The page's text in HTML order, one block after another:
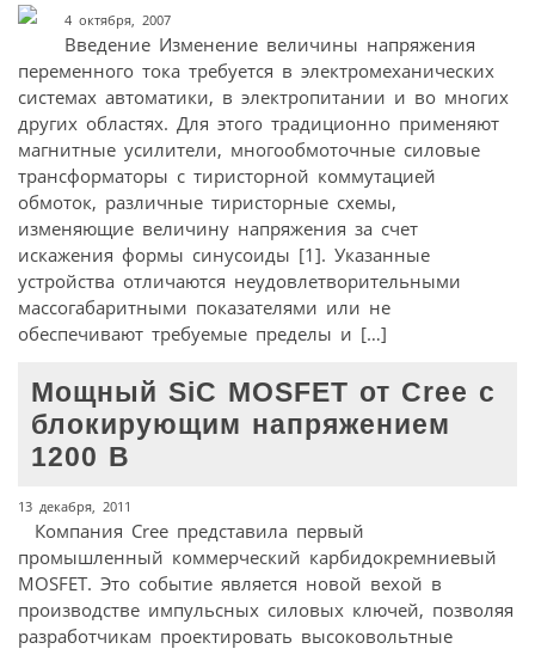
4 октября, 2007
Введение Изменение величины напряжения
переменного тока требуется в электромеханических
системах автоматики, в электропитании и во многих
других областях. Для этого традиционно применяют
магнитные усилители, многообмоточные силовые
трансформаторы с тиристорной коммутацией
обмоток, различные тиристорные схемы,
изменяющие величину напряжения за счет
искажения формы синусоиды [1]. Указанные
устройства отличаются неудовлетворительными
массогабаритными показателями или не
обеспечивают требуемые пределы и […]
Мощный SiC MOSFET от Cree с
блокирующим напряжением
1200 В
13 декабря, 2011
Компания Cree представила первый
промышленный коммерческий карбидокремниевый
MOSFET. Это событие является новой вехой в
производстве импульсных силовых ключей, позволяя
разработчикам проектировать высоковольтные